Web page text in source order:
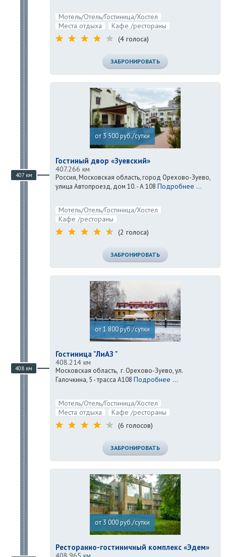
Мотель/Отель/Гостиница/Хостел
Места отдыха
Кафе /рестораны
(4 голоса)
ЗАБРОНИРОВАТЬ
407 км
от 3 500 руб./сутки
Гостиный двор «Зуевский»
407.266 км
Россия, Московская область, город Орехово-Зуево,
улица Автопроезд, дом 10. - А 108 Подробнее ...
Мотель/Отель/Гостиница/Хостел
Кафе /рестораны
(2 голоса)
ЗАБРОНИРОВАТЬ
408 км
от 1 800 руб./сутки
Гостиница "ЛиАЗ "
408.214 км
Московская область, г. Орехово-Зуево, ул.
Галочкина, 5 - трасса А108 Подробнее ...
Мотель/Отель/Гостиница/Хостел
Места отдыха
Кафе /рестораны
(6 голосов)
ЗАБРОНИРОВАТЬ
от 3 000 руб./сутки
Ресторанно-гостиничный комплекс «Эдем»